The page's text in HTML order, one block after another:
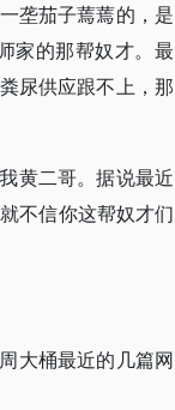
垄茄子蔫蔫的，是
家的那帮奴才。最
尿供应跟不上，那
黄二哥。据说最近
不信你这帮奴才们
大桶最近的几篇网